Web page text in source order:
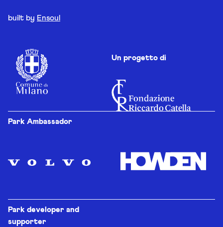
built by Ensoul
Un progetto di
Park Ambassador
Park developer and
supporter